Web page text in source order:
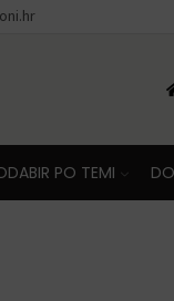
iznad 70 €
PO TEMI